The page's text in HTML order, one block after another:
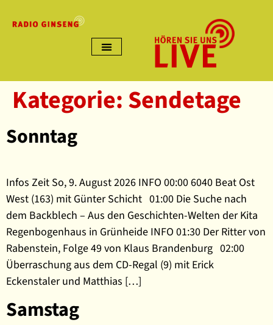
Kategorie:Sendetage
Sonntag
Infos Zeit So, 9. August 2026 INFO 00:00 6040 Beat Ost
West (163) mit Günter Schicht 01:00 Die Suche nach
dem Backblech – Aus den Geschichten-Welten der Kita
Regenbogenhaus in Grünheide INFO 01:30 Der Ritter von
Rabenstein, Folge 49 von Klaus Brandenburg 02:00
Überraschung aus dem CD-Regal (9) mit Erick
Eckenstaler und Matthias […]
Samstag